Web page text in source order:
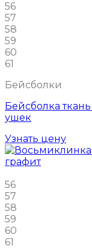
56
57
58
59
60
61
Бейсболки
Бейсболка
ушек
Узнать цену
56
57
58
59
60
61